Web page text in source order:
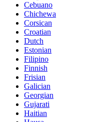
Cebuano
Chichewa
Corsican
Croatian
Dutch
Estonian
Filipino
Finnish
Frisian
Galician
Georgian
Gujarati
Haitian